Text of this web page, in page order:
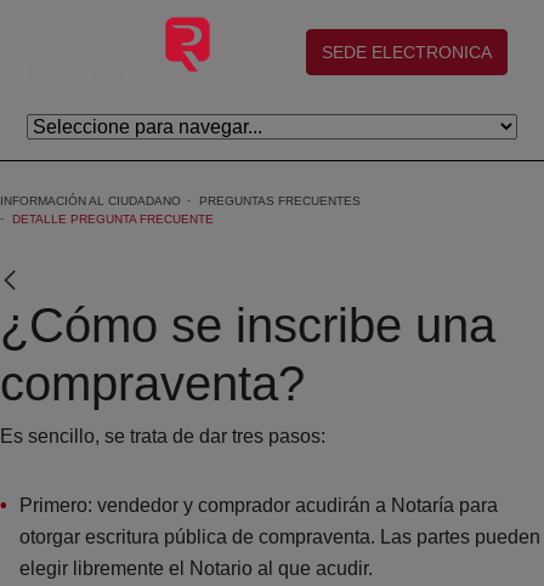
Skip to Main Content
(abre en nueva ventana)
SEDE ELECTRONICA
INFORMACIÓN AL CIUDADANO
PREGUNTAS FRECUENTES
DETALLE PREGUNTA FRECUENTE
¿Cómo se inscribe una
compraventa?
Es sencillo, se trata de dar tres pasos:
Primero: vendedor y comprador acudirán a Notaría para
otorgar escritura pública de compraventa. Las partes pueden
elegir libremente el Notario al que acudir.